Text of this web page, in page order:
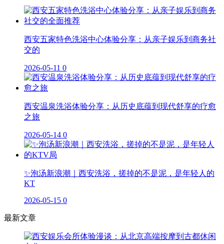
西安五家特色洗浴中心体验分享：从亲子娱乐到商务社
交的
2026-05-11 0
西安温泉洗浴体验分享：从历史底蕴到现代舒享的疗愈
之旅
2026-05-14 0
✨泡汤新浪潮｜西安洗浴，搓掉的不是泥，是年轻人的
KT
2026-05-15 0
最新文章